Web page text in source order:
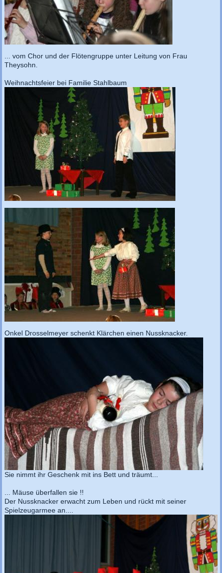
... vom Chor und der Flötengruppe unter Leitung von Frau
Theysohn.
Weihnachtsfeier bei Familie Stahlbaum
Onkel Drosselmeyer schenkt Klärchen einen Nussknacker.
Sie nimmt ihr Geschenk mit ins Bett und träumt...
... Mäuse überfallen sie !!
Der Nussknacker erwacht zum Leben und rückt mit seiner
Spielzeugarmee an....